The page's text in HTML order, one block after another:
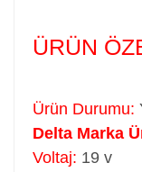
ÜRÜN
Ürün Durumu:
Delta Marka
Voltaj: 19 v